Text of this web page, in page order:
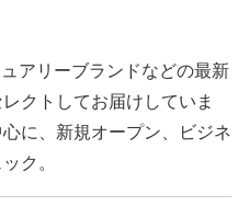
アリーブランドなどの最新
クトしてお届けしていま
に、新規オープン、ビジネ
ク。